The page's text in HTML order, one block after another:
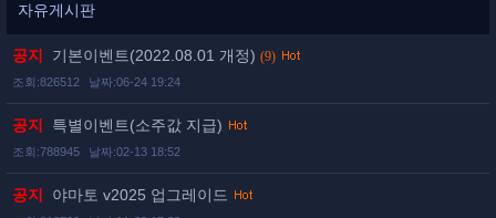
자유게시판
공지 기본이벤트(2022.08.01 개정) (9)
조회:826512 날짜:06-24 19:24
공지 특별이벤트(소주값 지급)
조회:788945 날짜:02-13 18:52
공지 야마토 v2025 업그레이드